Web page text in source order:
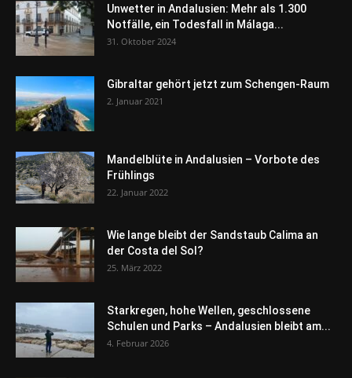
Unwetter in Andalusien: Mehr als 1.300
Notfälle, ein Todesfall in Málaga...
31. Oktober 2024
Gibraltar gehört jetzt zum Schengen-Raum
2. Januar 2021
Mandelblüte in Andalusien – Vorbote des
Frühlings
22. Januar 2022
Wie lange bleibt der Sandstaub Calima an
der Costa del Sol?
25. März 2022
Starkregen, hohe Wellen, geschlossene
Schulen und Parks – Andalusien bleibt am...
4. Februar 2026